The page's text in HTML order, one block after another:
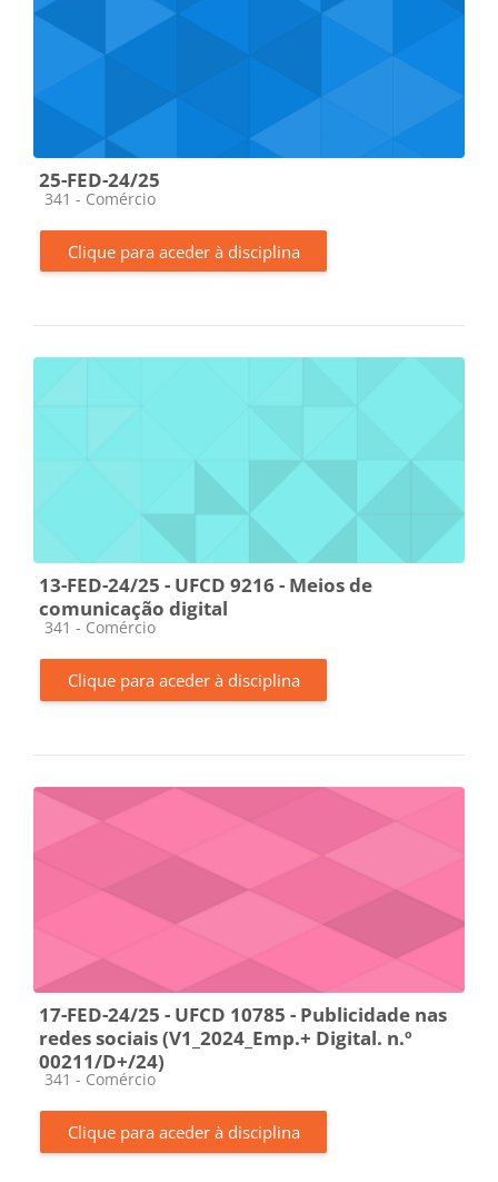
25-FED-24/25
Categoria da disciplina
341 - Comércio
Clique para aceder à disciplina
13-FED-24/25 - UFCD 9216 - Meios de
comunicação digital
Categoria da disciplina
341 - Comércio
Clique para aceder à disciplina
17-FED-24/25 - UFCD 10785 - Publicidade nas
redes sociais (V1_2024_Emp.+ Digital. n.º
00211/D+/24)
Categoria da disciplina
341 - Comércio
Clique para aceder à disciplina